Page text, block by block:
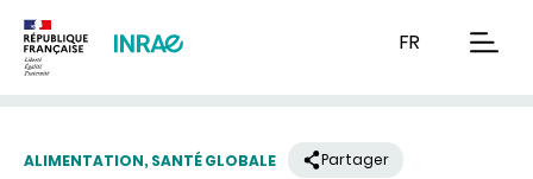
FR
ALIMENTATION, SANTÉ GLOBALE Partager